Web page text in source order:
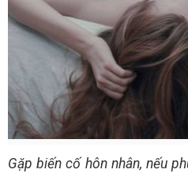
Gặp biến cố hôn nhân, nếu